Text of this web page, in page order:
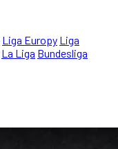
Liga Europy Liga
La Liga Bundesliga